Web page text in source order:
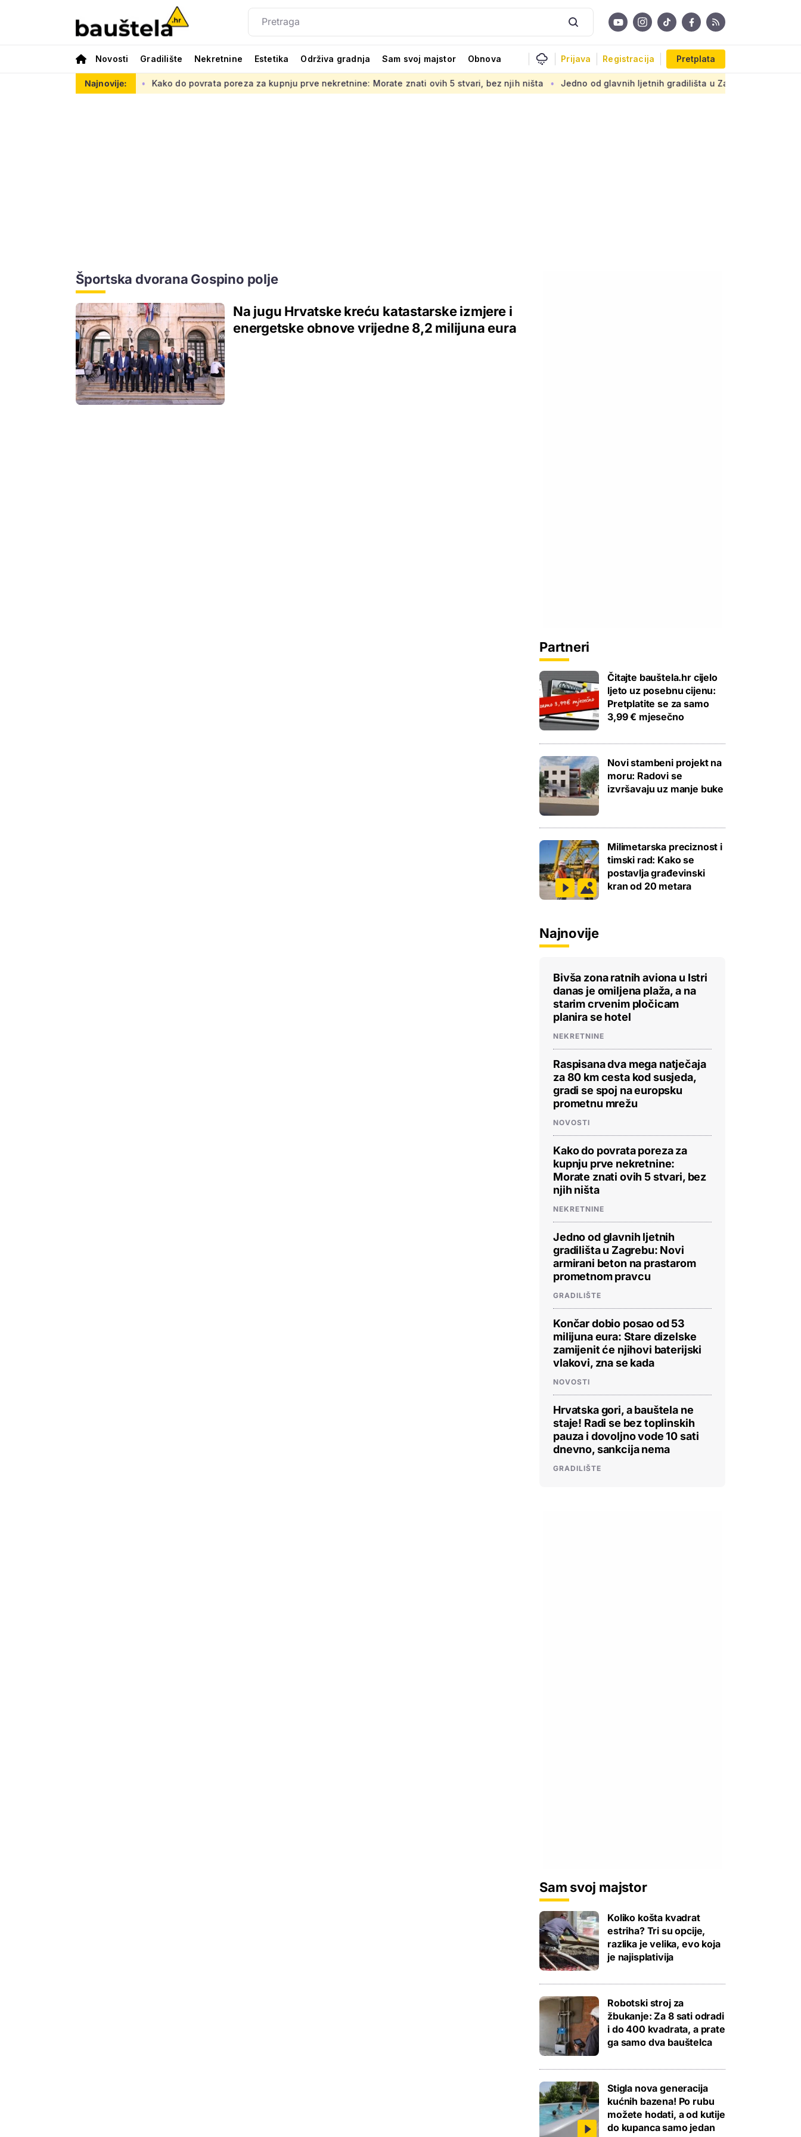
Novosti Gradilište Nekretnine Estetika Održiva gradnja Sam svoj majstor Obnova Prijava Registracija Pretplata
Najnovije:
Kako do povrata poreza za kupnju prve nekretnine: Morate znati ovih 5 stvari, bez njih ništa Jedno od glavnih ljetnih gradilišta u Zagrebu: Novi armirani beton
Športska dvorana Gospino polje
Na jugu Hrvatske kreću katastarske izmjere i
energetske obnove vrijedne 8,2 milijuna eura
Partneri
Čitajte bauštela.hr cijelo
ljeto uz posebnu cijenu:
Pretplatite se za samo
3,99 € mjesečno
Novi stambeni projekt na
moru: Radovi se
izvršavaju uz manje buke
Milimetarska preciznost i
timski rad: Kako se
postavlja građevinski
kran od 20 metara
Najnovije
Bivša zona ratnih aviona u Istri
danas je omiljena plaža, a na
starim crvenim pločicam
planira se hotel
NEKRETNINE
Raspisana dva mega natječaja
za 80 km cesta kod susjeda,
gradi se spoj na europsku
prometnu mrežu
NOVOSTI
Kako do povrata poreza za
kupnju prve nekretnine:
Morate znati ovih 5 stvari, bez
njih ništa
NEKRETNINE
Jedno od glavnih ljetnih
gradilišta u Zagrebu: Novi
armirani beton na prastarom
prometnom pravcu
GRADILIŠTE
Končar dobio posao od 53
milijuna eura: Stare dizelske
zamijenit će njihovi baterijski
vlakovi, zna se kada
NOVOSTI
Hrvatska gori, a bauštela ne
staje! Radi se bez toplinskih
pauza i dovoljno vode 10 sati
dnevno, sankcija nema
GRADILIŠTE
Sam svoj majstor
Koliko košta kvadrat
estriha? Tri su opcije,
razlika je velika, evo koja
je najisplativija
Robotski stroj za
žbukanje: Za 8 sati odradi
i do 400 kvadrata, a prate
ga samo dva bauštelca
Stigla nova generacija
kućnih bazena! Po rubu
možete hodati, a od kutije
do kupanca samo jedan